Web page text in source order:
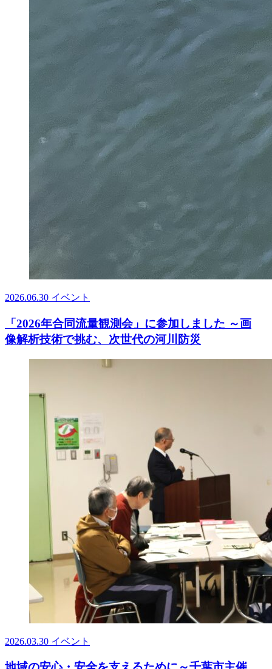
2026.06.30 イベント
「2026年合同流量観測会」に参加しました ～画
像解析技術で挑む、次世代の河川防災
2026.03.30 イベント